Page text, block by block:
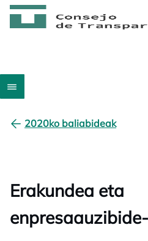
2020ko baliabideak
Erakundea eta